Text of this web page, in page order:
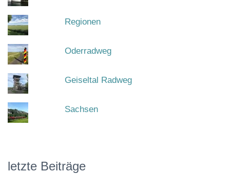
Regionen
Oderradweg
Geiseltal Radweg
Sachsen
letzte Beiträge